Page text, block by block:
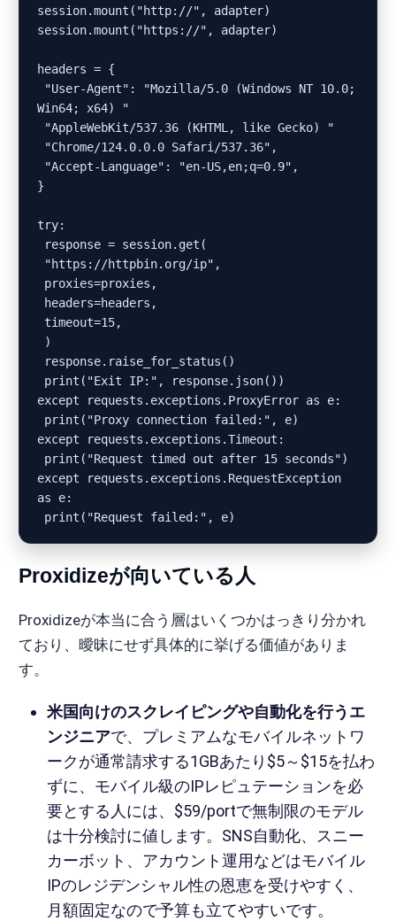
session.mount("http://", adapter)
session.mount("https://", adapter)
headers = {
Win64; x64) "
}
try:
except requests.exceptions.ProxyError as e:
except requests.exceptions.Timeout:
except requests.exceptions.RequestException
as e:
Proxidizeが向いている人
Proxidizeが本当に合う層はいくつかはっきり分かれ
ており、曖昧にせず具体的に挙げる価値がありま
す。
米国向けのスクレイピングや自動化を行うエ
ンジニアで、プレミアムなモバイルネットワ
ークが通常請求する1GBあたり$5～$15を払わ
ずに、モバイル級のIPレピュテーションを必
要とする人には、$59/portで無制限のモデル
は十分検討に値します。SNS自動化、スニー
カーボット、アカウント運用などはモバイル
IPのレジデンシャル性の恩恵を受けやすく、
月額固定なので予算も立てやすいです。